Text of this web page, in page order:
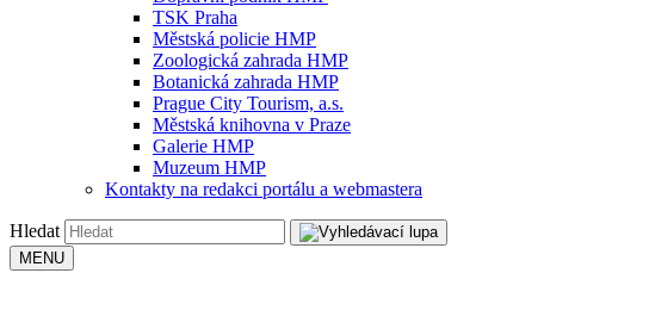
TSK Praha
Městská policie HMP
Zoologická zahrada HMP
Botanická zahrada HMP
Prague City Tourism, a.s.
Městská knihovna v Praze
Galerie HMP
Muzeum HMP
Kontakty na redakci portálu a webmastera
Hledat
MENU